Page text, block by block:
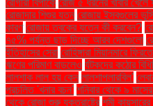
রোগীরা বিপাকে রোজ ৫ ধরনের খাবার খেলে
রোজাদার শিশুর যত্ন রোজায় ইসবগুলের
কারণ রোজায় ত্বকের যত্নে কী করবেন?
৭৫% পর্যন্ত ছাড় দিচ্ছে আরব দেশগুলো
ইতিহাসের সেরা রোহিঙ্গারা মিয়ানমারে
ঋণের পরিমাণ বাড়লেও র্যটকদের কঠোর
লালশাক লাল হয় কেন লালশাপলারবিল'
প্রচলিত 'খনার বচন' শনিবার থেকে ৯
থেকে রোজা শুরু যুক্তরাষ্ট্রে শমী